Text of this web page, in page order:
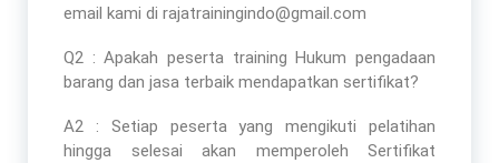
email kami di rajatrainingindo@gmail.com
Q2 : Apakah peserta training Hukum pengadaan
barang dan jasa terbaik mendapatkan sertifikat?
A2 : Setiap peserta yang mengikuti pelatihan
hingga selesai akan memperoleh Sertifikat